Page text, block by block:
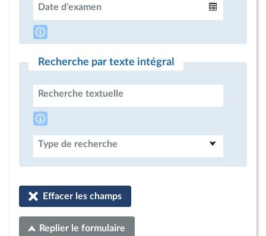
Date d'examen
Recherche par texte intégral
Recherche textuelle
Type de recherche
Effacer les champs
Replier le formulaire